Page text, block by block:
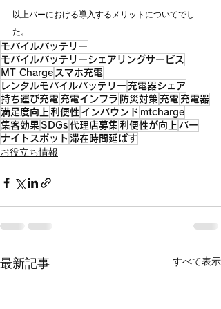
以上バーにおける導入するメリットについてでし
た。
モバイルバッテリー
モバイルバッテリーシェアリングサービス
MT Charge スマホ充電
レンタルモバイルバッテリー 充電器シェア
持ち運び充電 充電インフラ 防災対策 充電 充電器
満足度向上 利便性 インバウンド mtcharge
集客効果 SDGs 代理店募集 利便性が向上 バー
ナイトスポット 滞在時間延ばす
お役立ち情報
最新記事 すべて表示